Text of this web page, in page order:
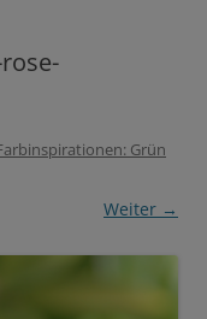
Grün
Weiter →